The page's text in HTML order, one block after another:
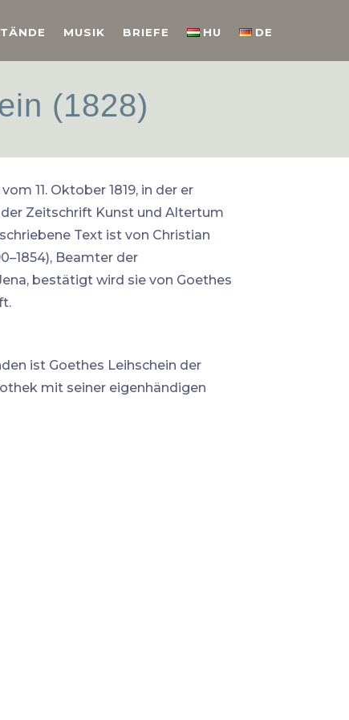
MUSIK BRIEFE HU DE
(1828)
11. Oktober 1819, in der er
Zeitschrift Kunst und Altertum
Text ist von Christian
Beamter der
bestätigt wird sie von Goethes
ist Goethes Leihschein der
mit seiner eigenhändigen